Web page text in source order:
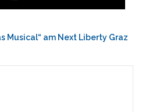
Musical“ am Next Liberty Graz